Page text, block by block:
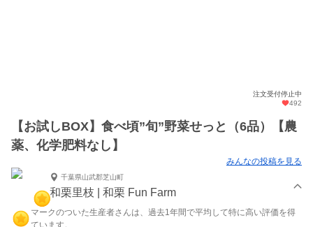
注文受付停止中
492
【お試しBOX】食べ頃”旬”野菜せっと（6品）【農
薬、化学肥料なし】
みんなの投稿を見る
千葉県山武郡芝山町
和栗里枝 | 和栗 Fun Farm
マークのついた生産者さんは、過去1年間で平均して特に高い評価を得
ています。